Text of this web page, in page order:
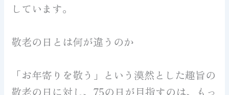
しています。
敬老の日とは何が違うのか
「お年寄りを敬う」という漠然とした趣旨の
敬老の日に対し、75の日が目指すのは、もっ